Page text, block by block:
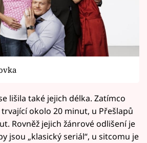
lišila také jejich délka. Zatímco
okolo 20 minut, u Přešlapů
Rovněž jejich žánrové odlišení je
jsou „klasický seriál“, u sitcomu je